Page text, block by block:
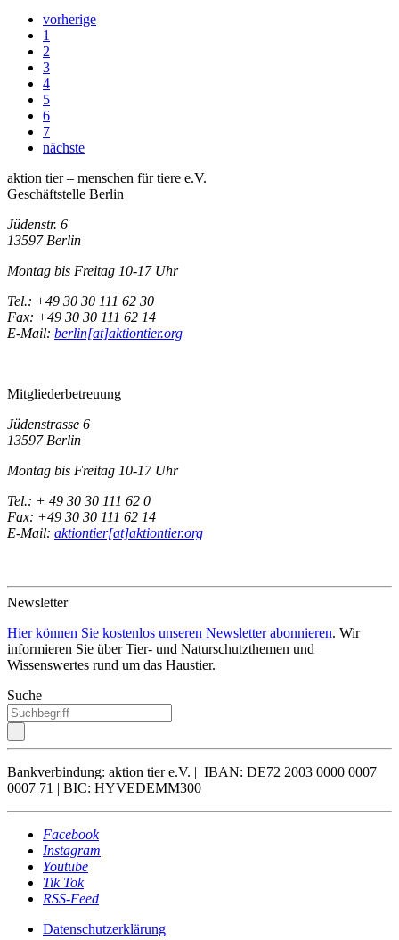
vorherige
1
2
3
4
5
6
7
nächste
aktion tier – menschen für tiere e.V.
Geschäftstelle Berlin
Jüdenstr. 6
13597 Berlin
Montag bis Freitag 10-17 Uhr
Tel.: +49 30 30 111 62 30
Fax: +49 30 30 111 62 14
E-Mail: berlin[at]aktiontier.org
Mitgliederbetreuung
Jüdenstrasse 6
13597 Berlin
Montag bis Freitag 10-17 Uhr
Tel.: + 49 30 30 111 62 0
Fax: +49 30 30 111 62 14
E-Mail: aktiontier[at]aktiontier.org
Newsletter
Hier können Sie kostenlos unseren Newsletter abonnieren. Wir
informieren Sie über Tier- und Naturschutzthemen und
Wissenswertes rund um das Haustier.
Suche
Bankverbindung: aktion tier e.V. | IBAN: DE72 2003 0000 0007
0007 71 | BIC: HYVEDEMM300
Facebook
Instagram
Youtube
Tik Tok
RSS-Feed
Datenschutzerklärung